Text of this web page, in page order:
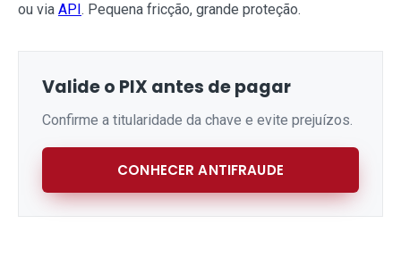
ou via API. Pequena fricção, grande proteção.
Valide o PIX antes de pagar
Confirme a titularidade da chave e evite prejuízos.
CONHECER ANTIFRAUDE